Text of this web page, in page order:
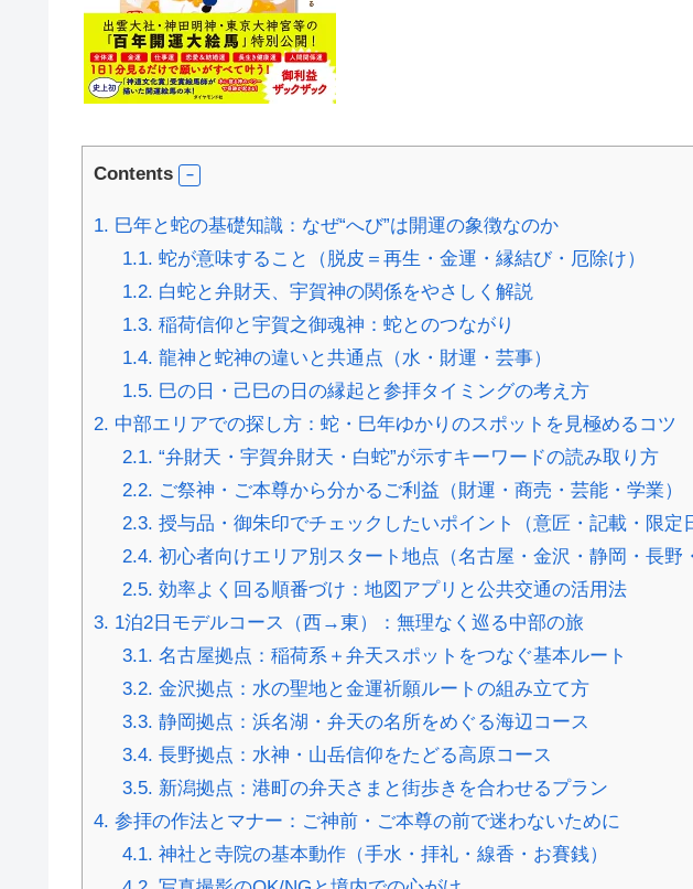
Contents
1. 巳年と蛇の基礎知識：なぜ“へび”は開運の象徴なのか
1.1. 蛇が意味すること（脱皮＝再生・金運・縁結び・厄除け）
1.2. 白蛇と弁財天、宇賀神の関係をやさしく解説
1.3. 稲荷信仰と宇賀之御魂神：蛇とのつながり
1.4. 龍神と蛇神の違いと共通点（水・財運・芸事）
1.5. 巳の日・己巳の日の縁起と参拝タイミングの考え方
2. 中部エリアでの探し方：蛇・巳年ゆかりのスポットを見極めるコツ
2.1. “弁財天・宇賀弁財天・白蛇”が示すキーワードの読み取り方
2.2. ご祭神・ご本尊から分かるご利益（財運・商売・芸能・学業）
2.3. 授与品・御朱印でチェックしたいポイント（意匠・記載・限定
2.4. 初心者向けエリア別スタート地点（名古屋・金沢・静岡・長野
2.5. 効率よく回る順番づけ：地図アプリと公共交通の活用法
3. 1泊2日モデルコース（西→東）：無理なく巡る中部の旅
3.1. 名古屋拠点：稲荷系＋弁天スポットをつなぐ基本ルート
3.2. 金沢拠点：水の聖地と金運祈願ルートの組み立て方
3.3. 静岡拠点：浜名湖・弁天の名所をめぐる海辺コース
3.4. 長野拠点：水神・山岳信仰をたどる高原コース
3.5. 新潟拠点：港町の弁天さまと街歩きを合わせるプラン
4. 参拝の作法とマナー：ご神前・ご本尊の前で迷わないために
4.1. 神社と寺院の基本動作（手水・拝礼・線香・お賽銭）